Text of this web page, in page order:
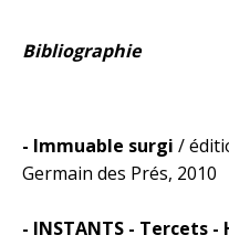
Bibliographie
- Immuable surgi /
Germain des Prés, 2010
- INSTANTS - Tercets